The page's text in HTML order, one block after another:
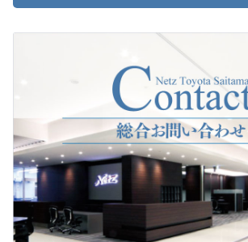
ヴォクシーを一部改良
詳しくはこちら
2026-04-10
2024-09-25
カタログ請求終了について
トヨタブランド車両の紙カタログ制作・印刷終了（2025
カタログ請求リクエストを2024年9月末をもって終了させ
今後は、トヨタ自動車WEBカタログをご利用ください。
詳しくはこちら
2020-03-01